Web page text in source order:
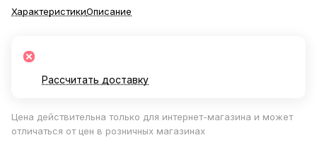
ХарактеристикиОписание
Рассчитать доставку
Цена действительна только для интернет-магазина и может
отличаться от цен в розничных магазинах